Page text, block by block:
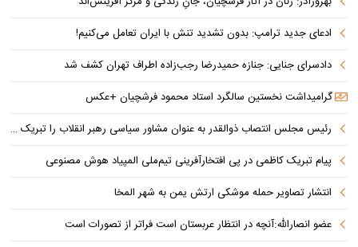
ادعای جدید ترامپ: بدون تشدید تنش با ایران تعامل می‌کنیم!
دادسرای جنایی: جنازه حمیدرضا رجب‌زاده اطراف تهران کشف شد
گرامیداشت نخستین سالگرد استاد محمود فرشچیان +عکس
رئیس مجلس انتصاب ذوالقدر به عنوان مشاور سیاسی رهبر انقلاب را تبریک گفت
پیام تبریک کاظمی در پی افتخارآفرینی تیم‌ملی المپیاد هوش مصنوعی
انتشار تصاویر حمله موشکی ارتش یمن به شهر المخا
عضو انصارالله:آنچه در انتظار عربستان است فراتر از تصورات است